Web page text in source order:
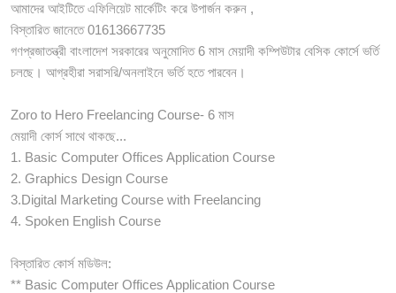
আমাদের আইটিতে এফিলিয়েট মার্কেটিং করে উপার্জন করুন ,
বিস্তারিত জানেতে 01613667735
গণপ্রজাতন্ত্রী বাংলাদেশ সরকারের অনুমোদিত 6 মাস মেয়াদী কম্পিউটার বেসিক কোর্সে ভর্তি
চলছে। আগ্রহীরা সরাসরি/অনলাইনে ভর্তি হতে পারবেন।
Zoro to Hero Freelancing Course- 6 মাস
মেয়াদী কোর্স সাথে থাকছে...
1. Basic Computer Offices Application Course
2. Graphics Design Course
3.Digital Marketing Course with Freelancing
4. Spoken English Course
বিস্তারিত কোর্স মডিউল:
** Basic Computer Offices Application Course